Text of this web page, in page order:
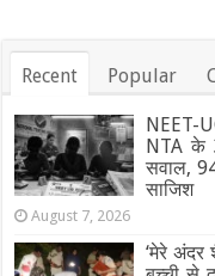
Recent Popular
NEET-
NTA के
सवाल,
साजिश
August 7, 2026
‘मेरे अंदर